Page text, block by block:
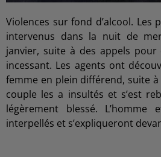
Violences sur fond d’alcool. Les
intervenus dans la nuit de
janvier, suite à des appels
incessant. Les agents ont
femme en plein différend, suite
couple les a insultés et s’est
légèrement blessé.
interpellés et s’expliqueront